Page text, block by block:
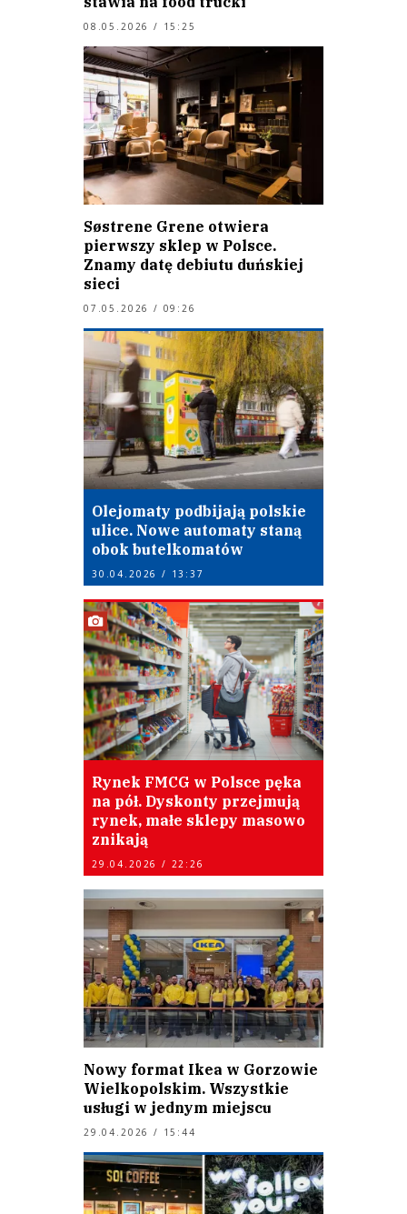
08.05.2026 / 15:25
Søstrene Grene otwiera
pierwszy sklep w Polsce.
Znamy datę debiutu duńskiej
sieci
07.05.2026 / 09:26
Olejomaty podbijają polskie
ulice. Nowe automaty staną
obok butelkomatów
30.04.2026 / 13:37
Rynek FMCG w Polsce pęka
na pół. Dyskonty przejmują
rynek, małe sklepy masowo
znikają
29.04.2026 / 22:26
Nowy format Ikea w Gorzowie
Wielkopolskim. Wszystkie
usługi w jednym miejscu
29.04.2026 / 15:44